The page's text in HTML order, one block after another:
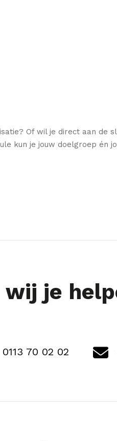
Of wil je direct aan de
kun je jouw doelgroep én
wij je
0113 70 02 02